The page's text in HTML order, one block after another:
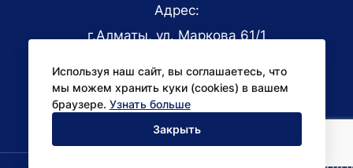
Используя наш сайт, вы соглашаетесь, что
мы можем хранить куки (cookies) в вашем
браузере. Узнать больше
Закрыть
Адрес:
г.Алматы, ул. Маркова 61/1
office@niac.kz
Для СМИ:
pr@niac.kz